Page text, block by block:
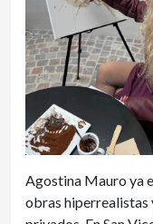
Agostina Mauro ya
obras hiperrealistas